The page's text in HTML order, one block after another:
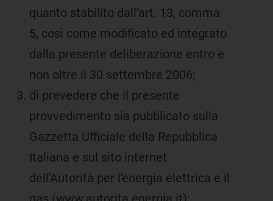
quanto stabilito dall'art. 13, comma
5, così come modificato ed integrato
dalla presente deliberazione entro e
non oltre il 30 settembre 2006;
di prevedere che il presente
provvedimento sia pubblicato sulla
Gazzetta Ufficiale della Repubblica
Italiana e sul sito internet
dell'Autorità per l'energia elettrica e il